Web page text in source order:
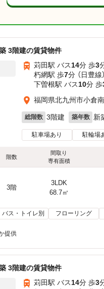
3階建の賃貸物件
苅田駅 バス14分 歩3
朽網駅 歩7分 （日豊線）
下曽根駅 バス10分 歩
福岡県北九州市小倉
総階数 3階建 築年数 新
駐車場あり 駐輪場
階数
間取り
専有面積
3階
3LDK
68.7㎡
バス・トイレ別 フローリング
提供
3階建の賃貸物件
苅田駅 バス14分 歩3